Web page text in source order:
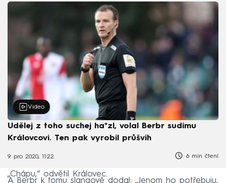
Video
Udělej z toho suchej ha*zl, volal Berbr sudímu
Královcovi. Ten pak vyrobil průšvih
9. pro 2020, 11:22 6 min čtení
„Chápu,“ odvětil Královec.
A Berbr k tomu slangově dodal: „Jenom ho potřebuju,